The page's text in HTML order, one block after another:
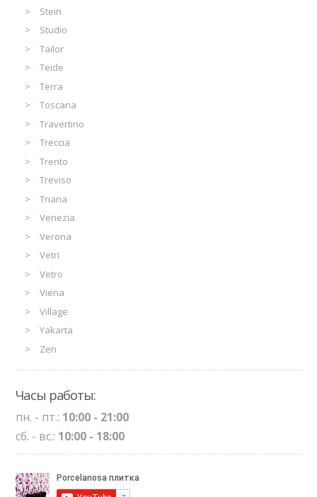
Stein
Studio
Tailor
Teide
Terra
Toscana
Travertino
Treccia
Trento
Treviso
Triana
Venezia
Verona
Vetri
Vetro
Viena
Village
Yakarta
Zen
Часы работы:
пн. - пт.: 10:00 - 21:00
сб. - вс.: 10:00 - 18:00